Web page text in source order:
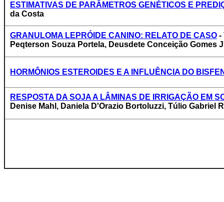
ESTIMATIVAS DE PARÂMETROS GENÉTICOS E
da Costa
GRANULOMA LEPRÓIDE CANINO: RELATO DE CASO -
Peqterson Souza Portela, Deusdete Conceição Gomes
HORMÔNIOS ESTEROIDES E A INFLUÊNCIA DO
RESPOSTA DA SOJA A LÂMINAS DE IRRIGAÇÃO EM
Denise Mahl, Daniela D'Orazio Bortoluzzi, Túlio Gabriel